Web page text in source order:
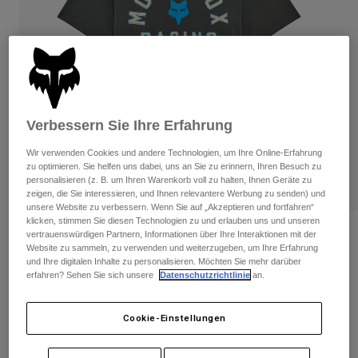
Hosen
Kurze Hosen
Handschuhe
Protektoren
Brillen
Socken
Zubehör
Ersatzteile
Hosen
Handschuhe
Brillen
Socken
Taschen & Zubehör
Alle anzeigen
T-Shirts & Tops
Hoodies und Pullover
Jacken
Hosen
Shirts
Alle anzeigen
Kinder
Guards
Socken
Alle anzeigen
Moto
Helme
Jerseys
Hosen
Stiefel
Bewertungen
Local Racer Premium Tee
Artikelnr.36471
Price reduced from
€ 29,99to€ 17,99 40% OFF
Verbessern Sie Ihre Erfahrung
Wir verwenden Cookies und andere Technologien, um Ihre Online-Erfahrung
zu optimieren. Sie helfen uns dabei, uns an Sie zu erinnern, Ihren Besuch zu
personalisieren (z. B. um Ihren Warenkorb voll zu halten, Ihnen Geräte zu
zeigen, die Sie interessieren, und Ihnen relevantere Werbung zu senden) und
unsere Website zu verbessern. Wenn Sie auf „Akzeptieren und fortfahren“
klicken, stimmen Sie diesen Technologien zu und erlauben uns und unseren
vertrauenswürdigen Partnern, Informationen über Ihre Interaktionen mit der
Website zu sammeln, zu verwenden und weiterzugeben, um Ihre Erfahrung
und Ihre digitalen Inhalte zu personalisieren. Möchten Sie mehr darüber
erfahren? Sehen Sie sich unsere
Datenschutzrichtlinie an.
Cookie-Einstellungen